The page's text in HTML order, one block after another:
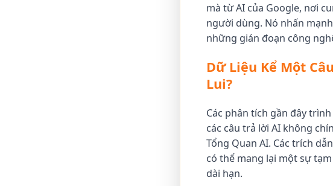
mà từ AI của Google, nơi
người dùng. Nó nhấn
những gián đoạn công
Dữ Liệu Kể Một
Lui?
Các phân tích gần đây
các câu trả lời AI không
Tổng Quan AI. Các trích
có thể mang lại một sự
dài hạn.